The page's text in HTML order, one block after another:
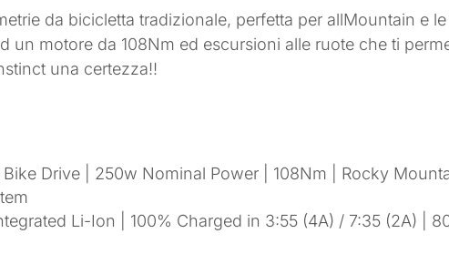
da bicicletta tradizionale, perfetta per allMountain e
un motore da 108Nm ed escursioni alle ruote che ti
una certezza!!
Drive | 250w Nominal Power | 108Nm | Rocky
Li-Ion | 100% Charged in 3:55 (4A) / 7:35 (2A) |